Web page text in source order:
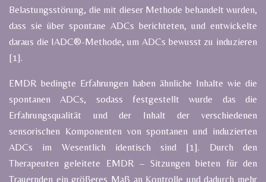
Belastungsstörung, die mit dieser Methode behandelt wurden,
dass sie über spontane ADCs berichteten, und entwickelte
daraus die IADC®-Methode, um ADCs bewusst zu induzieren
[1].
EMDR bedingte Erfahrungen haben ähnliche Inhalte wie die
spontanen ADCs, sodass festgestellt wurde das die
Erfahrungsqualität und der Inhalt der verschiedenen
sensorischen Komponenten von spontanen und induzierten
ADCs im Wesentlich identisch sind [1]. Durch den
Therapeuten geleitete EMDR – Sitzungen bieten für den
Trauernden ein größeres Maß an Kontrolle und dadurch mehr